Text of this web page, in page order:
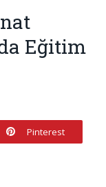
Eğitim
Pinterest